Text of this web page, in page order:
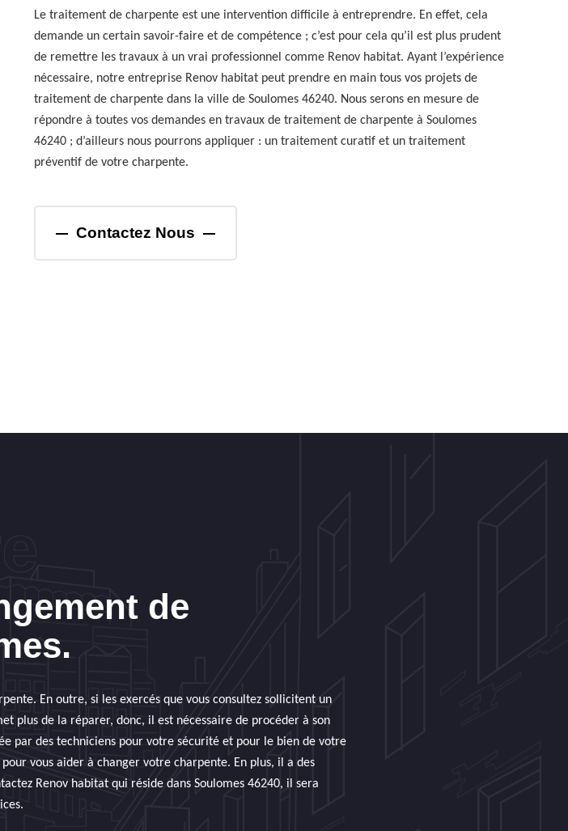
Le traitement de charpente est une intervention difficile à entreprendre. En effet, cela
demande un certain savoir-faire et de compétence ; c’est pour cela qu’il est plus prudent
de remettre les travaux à un vrai professionnel comme Renov habitat. Ayant l’expérience
nécessaire, notre entreprise Renov habitat peut prendre en main tous vos projets de
traitement de charpente dans la ville de Soulomes 46240. Nous serons en mesure de
répondre à toutes vos demandes en travaux de traitement de charpente à Soulomes
46240 ; d’ailleurs nous pourrons appliquer : un traitement curatif et un traitement
préventif de votre charpente.
Contactez Nous
de
En outre, si les exercés que vous consultez sollicitent un
plus de la réparer, donc, il est nécessaire de procéder à son
par des techniciens pour votre sécurité et pour le bien de votre
vous aider à changer votre charpente. En plus, il a des
Renov habitat qui réside dans Soulomes 46240, il sera